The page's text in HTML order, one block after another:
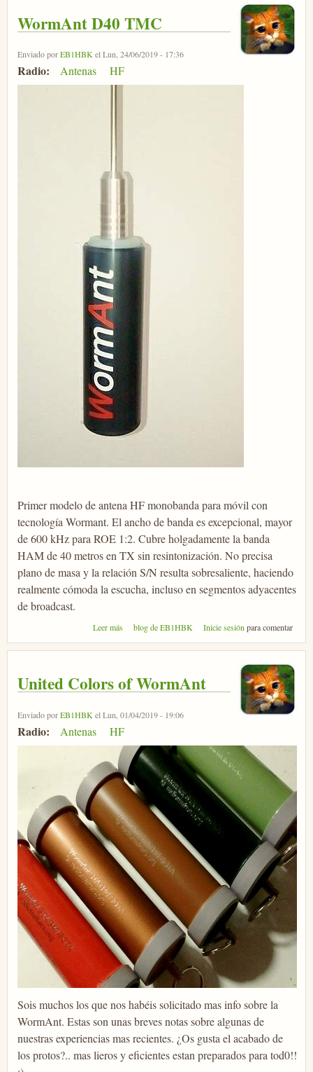
WormAnt D40 TMC
Enviado porEB1HBK el Lun, 24/06/2019 - 17:36
Radio: Antenas HF
Primer modelo de antena HF monobanda para móvil con
tecnología Wormant. El ancho de banda es excepcional, mayor
de 600 kHz para ROE 1:2. Cubre holgadamente la banda
HAM de 40 metros en TX sin resintonización. No precisa
plano de masa y la relación S/N resulta sobresaliente, haciendo
realmente cómoda la escucha, incluso en segmentos adyacentes
de broadcast.
Leer más sobre WormAnt D40 TMC
blog de EB1HBK Inicie sesión para comentar
United Colors of WormAnt
Enviado porEB1HBK el Lun, 01/04/2019 - 19:06
Radio: Antenas HF
Sois muchos los que nos habéis solicitado mas info sobre la
WormAnt. Estas son unas breves notas sobre algunas de
nuestras experiencias mas recientes. ¿Os gusta el acabado de
los protos?.. mas lieros y eficientes estan preparados para tod0!!